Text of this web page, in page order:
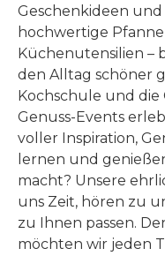
Geschenkideen
hochwertige
Küchenutensilien –
den Alltag schöner
Kochschule und
Genuss-Events
voller Inspiration,
lernen und
macht? Unsere
uns Zeit, hören zu
zu Ihnen passen.
möchten wir jeden